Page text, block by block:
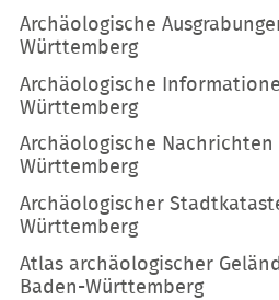
Archäologische
Württemberg
Archäologische
Württemberg
Archäologische Nachrichten
Württemberg
Archäologischer
Württemberg
Atlas archäologischer
Baden-Württemberg